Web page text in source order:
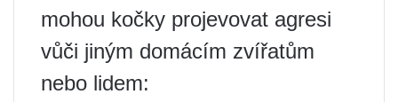
mohou kočky projevovat agresi
vůči jiným domácím zvířatům
nebo lidem: